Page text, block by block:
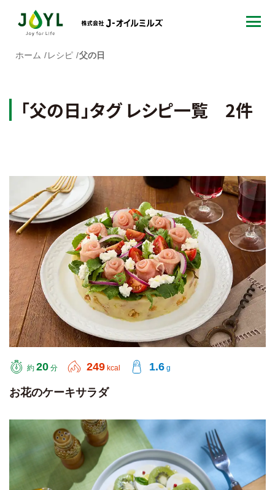
ホーム レシピ 父の日
「父の日」タグ レシピ一覧 2件
約 20 分 249 kcal 1.6 g
お花のケーキサラダ